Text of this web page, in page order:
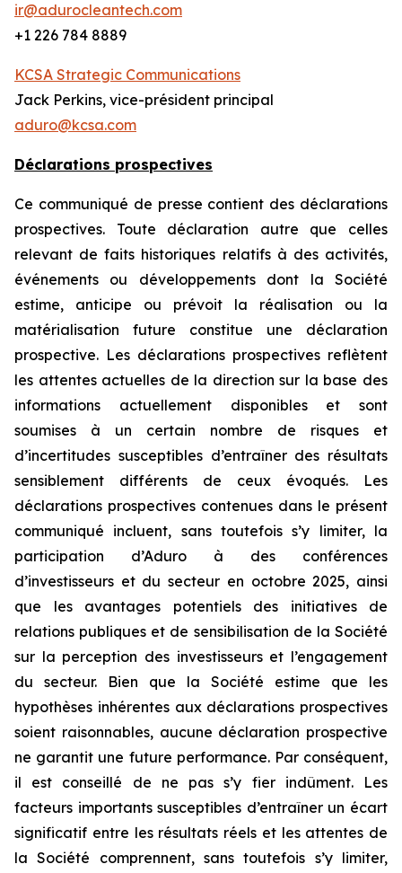
ir@adurocleantech.com
+1 226 784 8889
KCSA Strategic Communications
Jack Perkins, vice-président principal
aduro@kcsa.com
Déclarations prospectives
Ce communiqué de presse contient des déclarations
prospectives. Toute déclaration autre que celles
relevant de faits historiques relatifs à des activités,
événements ou développements dont la Société
estime, anticipe ou prévoit la réalisation ou la
matérialisation future constitue une déclaration
prospective. Les déclarations prospectives reflètent
les attentes actuelles de la direction sur la base des
informations actuellement disponibles et sont
soumises à un certain nombre de risques et
d’incertitudes susceptibles d’entraîner des résultats
sensiblement différents de ceux évoqués. Les
déclarations prospectives contenues dans le présent
communiqué incluent, sans toutefois s’y limiter, la
participation d’Aduro à des conférences
d’investisseurs et du secteur en octobre 2025, ainsi
que les avantages potentiels des initiatives de
relations publiques et de sensibilisation de la Société
sur la perception des investisseurs et l’engagement
du secteur. Bien que la Société estime que les
hypothèses inhérentes aux déclarations prospectives
soient raisonnables, aucune déclaration prospective
ne garantit une future performance. Par conséquent,
il est conseillé de ne pas s’y fier indûment. Les
facteurs importants susceptibles d’entraîner un écart
significatif entre les résultats réels et les attentes de
la Société comprennent, sans toutefois s’y limiter,